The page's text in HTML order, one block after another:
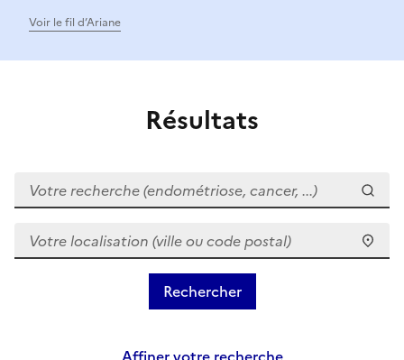
Voir le fil d’Ariane
Résultats
Votre recherche (endométriose, cancer, ...)
Votre localisation (ville ou code postal)